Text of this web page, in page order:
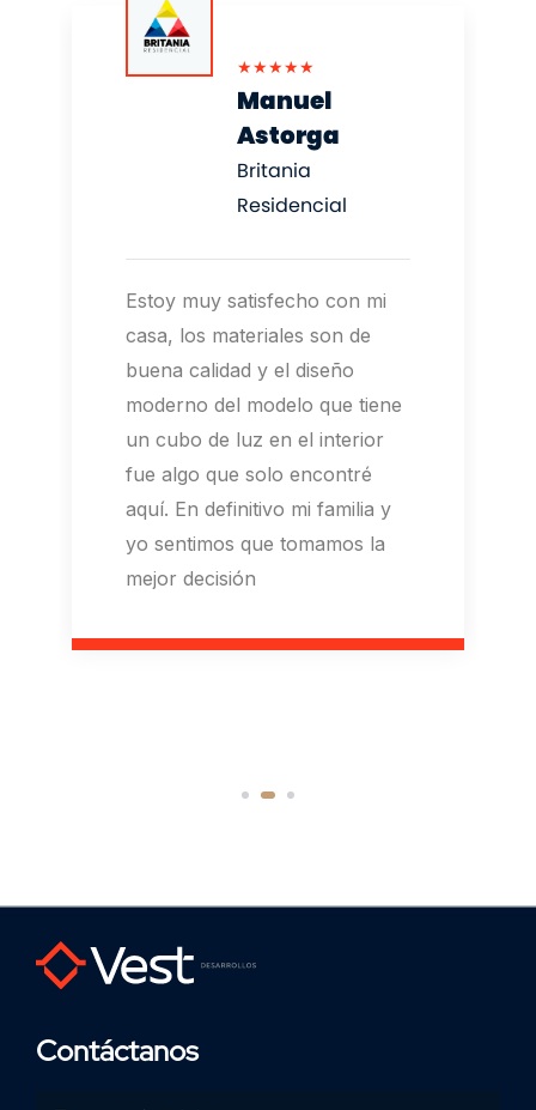
★★★★★
Manuel
Astorga
Britania
Residencial
Estoy muy satisfecho con mi
casa, los materiales son de
buena calidad y el diseño
moderno del modelo que tiene
un cubo de luz en el interior
fue algo que solo encontré
aquí. En definitivo mi familia y
yo sentimos que tomamos la
mejor decisión
Contáctanos